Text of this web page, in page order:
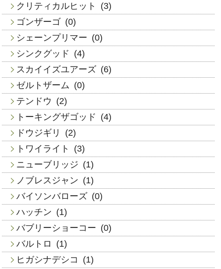
クリティカルヒット
(3)
ゴンザーゴ (0)
シェーンプリマー (0)
シンクグッド (4)
スカイイズユアーズ (6)
ゼルトザーム (0)
テンドウ (2)
トーキングザゴッド (4)
ドウジギリ
(2)
トワイライト
(3)
ニューブリッジ (1)
ノブレスジャン (1)
バイソンバローズ (0)
ハッチン (1)
バブリーショーコー (0)
バルトロ
(1)
ヒガシナデシコ
(1)